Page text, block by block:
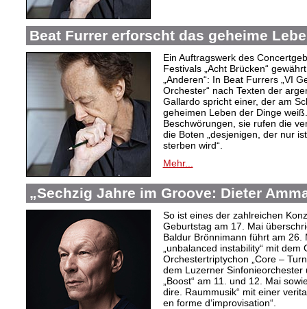
Beat Furrer erforscht das geheime
Ein Auftragswerk des
Festivals „Acht Brücken“
„Anderen“: In Beat Furrers „VI
Orchester“ nach Texten der
Gallardo spricht einer, der am
geheimen Leben der Dinge
Beschwörungen, sie rufen die
die Boten „desjenigen, der nur
sterben wird“.
Mehr...
„Sechzig Jahre im Groove: Dieter
So ist eines der zahlreichen
Geburtstag am 17. Mai
Baldur Brönnimann führt am 26.
„unbalanced instability“ mit
Orchestertriptychon „Core –
dem Luzerner
„Boost“ am 11. und 12. Mai
dire. Raummusik“ mit einer
en forme d‘improvisation“.